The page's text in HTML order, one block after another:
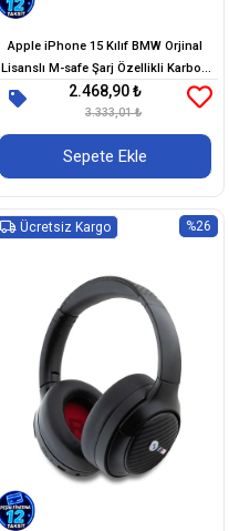
Apple iPhone 15 Kılıf BMW Orjinal
Lisanslı M-safe Şarj Özellikli Karbon
Fiber Görünümlü ve Metal Logolu PU
Deri Kapak
2.468,90 ₺
3.333,01 ₺
Sepete Ekle
%26
Ücretsiz Kargo